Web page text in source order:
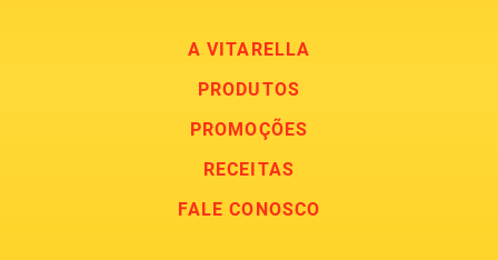
A VITARELLA
PRODUTOS
PROMOÇÕES
RECEITAS
FALE CONOSCO